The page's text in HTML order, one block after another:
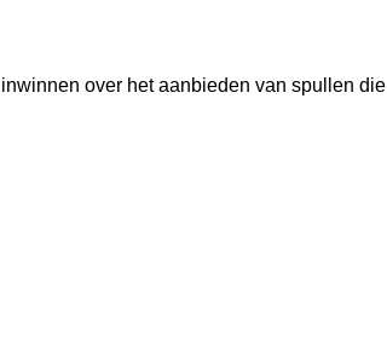
over het aanbieden van spullen die